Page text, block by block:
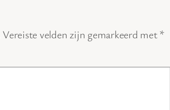
Vereiste velden zijn gemarkeerd met*